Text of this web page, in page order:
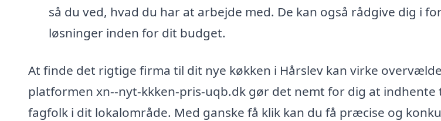
så du ved, hvad du har at arbejde med. De kan også rådgive dig i
løsninger inden for dit budget.
At finde det rigtige firma til dit nye køkken i Hårslev kan virke
platformen xn--nyt-kkken-pris-uqb.dk gør det nemt for dig at indhente
fagfolk i dit lokalområde. Med ganske få klik kan du få præcise og